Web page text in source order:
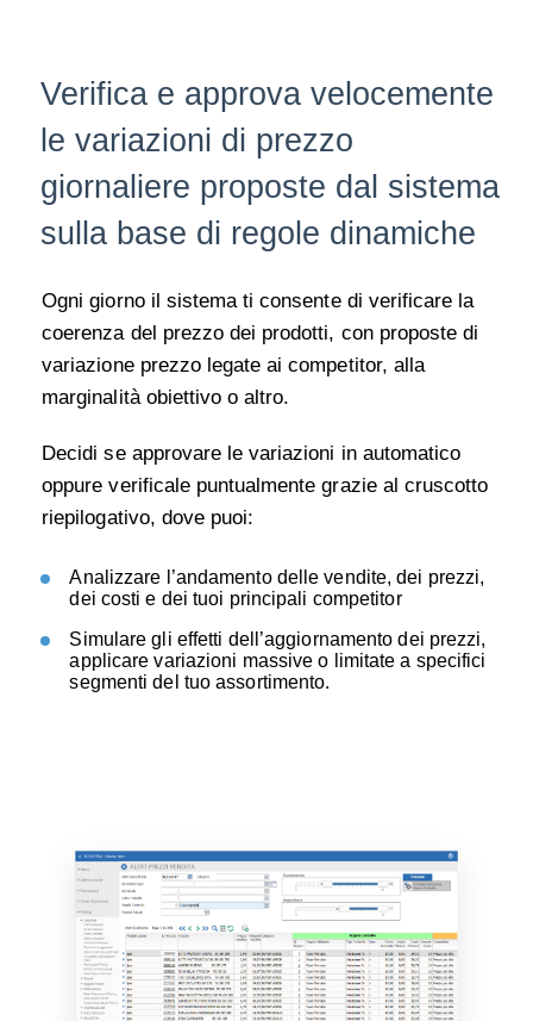
Verifica e approva velocemente
le variazioni di prezzo
giornaliere proposte dal sistema
sulla base di regole dinamiche
Ogni giorno il sistema ti consente di verificare la
coerenza del prezzo dei prodotti, con proposte di
variazione prezzo legate ai competitor, alla
marginalità obiettivo o altro.
Decidi se approvare levariazioni in automatico
oppure verificale puntualmente grazie al cruscotto
riepilogativo, dove puoi:
Analizzare l’andamento delle vendite, dei prezzi,
dei costi e dei tuoi principali competitor
Simulare gli effetti dell’aggiornamento dei prezzi,
applicare variazioni massive o limitate a specifici
segmenti del tuo assortimento.